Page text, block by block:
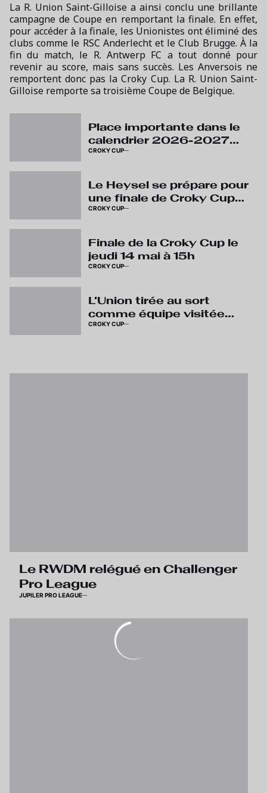
La R. Union Saint-Gilloise a ainsi conclu une brillante
campagne de Coupe en remportant la finale. En effet,
pour accéder à la finale, les Unionistes ont éliminé des
clubs comme le RSC Anderlecht et le Club Brugge. À la
fin du match, le R. Antwerp FC a tout donné pour
revenir au score, mais sans succès. Les Anversois ne
remportent donc pas la Croky Cup. La R. Union Saint-
Gilloise remporte sa troisième Coupe de Belgique.
Place importante dans le
calendrier 2026-2027
pour la Croky Cup
CROKY CUP
Le Heysel se prépare pour
une finale de Croky Cup
100 % bruxelloise
CROKY CUP
Finale de la Croky Cup le
jeudi 14 mai à 15h
CROKY CUP
L'Union tirée au sort
comme équipe visitée
pour la finale de la Croky
CROKY CUP
Le RWDM relégué en Challenger
Pro League
JUPILER PRO LEAGUE